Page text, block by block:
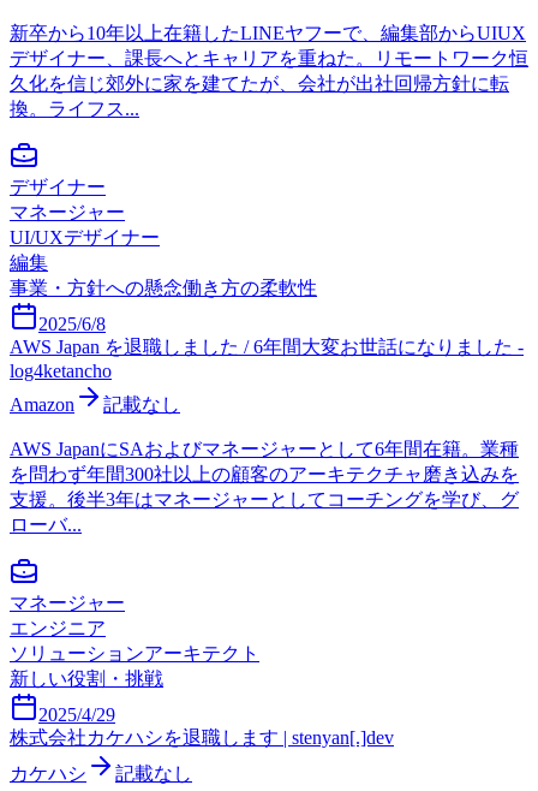
新卒から10年以上在籍したLINEヤフーで、編集部からUIUX
デザイナー、課長へとキャリアを重ねた。リモートワーク恒
久化を信じ郊外に家を建てたが、会社が出社回帰方針に転
換。ライフス...
デザイナー
マネージャー
UI/UXデザイナー
編集
事業・方針への懸念働き方の柔軟性
2025/6/8
AWS Japan を退職しました / 6年間大変お世話になりました -
log4ketancho
Amazon
記載なし
AWS JapanにSAおよびマネージャーとして6年間在籍。業種
を問わず年間300社以上の顧客のアーキテクチャ磨き込みを
支援。後半3年はマネージャーとしてコーチングを学び、グ
ローバ...
マネージャー
エンジニア
ソリューションアーキテクト
新しい役割・挑戦
2025/4/29
株式会社カケハシを退職します | stenyan[.]dev
カケハシ
記載なし